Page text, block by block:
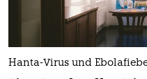
Hanta-Virus und